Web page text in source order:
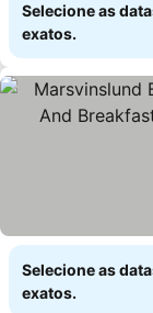
Selecione as
exatos.
Selecione as
exatos.